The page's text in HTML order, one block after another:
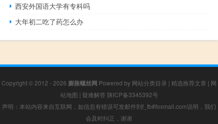
西安外国语大学有专科吗
大年初二吃了药怎么办
Copyright © 2012 - 2026 膨胀螺丝网 Powered by 网站分类目录 | 精选推荐文章 | 网
站地图 | 疑难解答 陕ICP备3345392号
声明：本站内容来自互联网，如信息有错误可发邮件到f_fb#foxmail.com说明，我们
会及时纠正，谢谢